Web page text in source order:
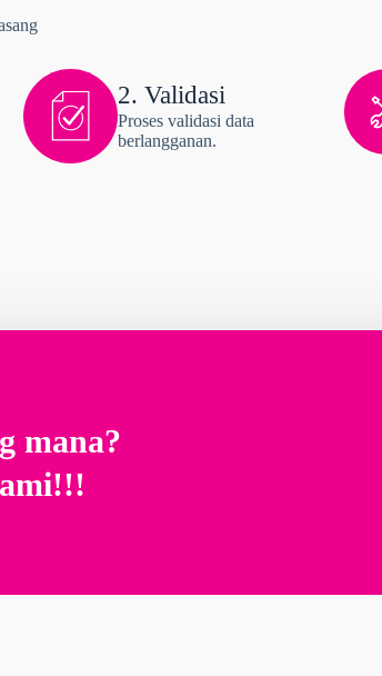
2. Validasi
Proses validasi data
berlangganan.
mana?